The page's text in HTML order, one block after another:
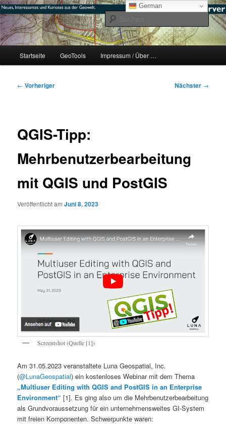
Zum
primären
Inhalt
springen#geoObserver
mikeE's GeoBlog
Startseite GeoTools Impressum / Über …
Beitragsnavigation
← Vorheriger Nächster →
QGIS-Tipp:
Mehrbenutzerbearbeitung
mit QGIS und PostGIS
Veröffentlicht amJuni 8, 2023
Screentshot (Quelle [1])
Am 31.05.2023 veranstaltete Luna Geospatial, Inc.
(@LunaGeospatial) ein kostenloses Webinar mit dem Thema
„Multiuser Editing with QGIS and PostGIS in an Enterprise
Environment“ [1]. Es ging also um die Mehrbenutzerbearbeitung
als Grundvoraussetzung für ein unternehmensweites GI-System
mit freien Komponenten. Schwerpunkte waren:
German